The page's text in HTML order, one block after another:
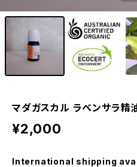
マダガスカル ラベンサラ精
¥2,000
International shipping